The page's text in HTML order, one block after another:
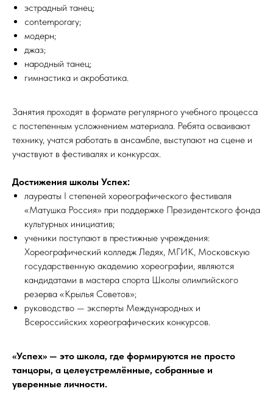
эстрадный танец;
contemporary;
модерн;
джаз;
народный танец;
гимнастика и акробатика.
Занятия проходят в формате регулярного учебного процесса
с постепенным усложнением материала. Ребята осваивают
технику, учатся работать в ансамбле, выступают на сцене и
участвуют в фестивалях и конкурсах.
Достижения школы Успех:
лауреаты I степеней хореографического фестиваля
«Матушка Россия» при поддержке Президентского фонда
культурных инициатив;
ученики поступают в престижные учреждения:
Хореографический колледж Ледях, МГИК, Московскую
государственную академию хореографии, являются
кандидатами в мастера спорта Школы олимпийского
резерва «Крылья Советов»;
руководство — эксперты Международных и
Всероссийских хореографических конкурсов.
«Успех» — это школа, где формируются не просто
танцоры, а целеустремлённые, собранные и
уверенные личности.